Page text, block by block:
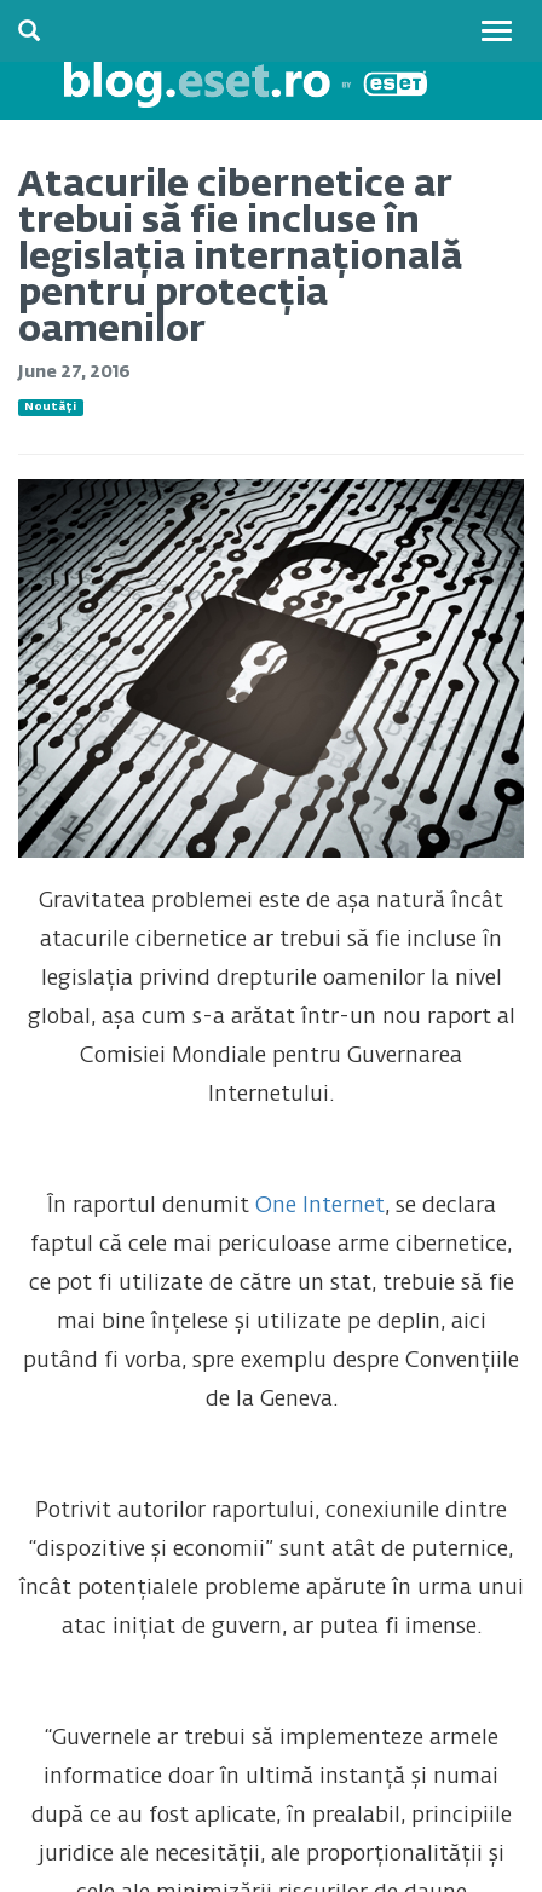
Atacurile cibernetice ar
trebui să fie incluse în
legislația internațională
pentru protecția
oamenilor
June 27, 2016
Noutăți
Gravitatea problemei este de așa natură încât
atacurile cibernetice ar trebui să fie incluse în
legislația privind drepturile oamenilor la nivel
global, așa cum s-a arătat într-un nou raport al
Comisiei Mondiale pentru Guvernarea
Internetului.
În raportul denumit One Internet, se declara
faptul că cele mai periculoase arme cibernetice,
ce pot fi utilizate de către un stat, trebuie să fie
mai bine înțelese și utilizate pe deplin, aici
putând fi vorba, spre exemplu despre Convențiile
de la Geneva.
Potrivit autorilor raportului, conexiunile dintre
“dispozitive și economii” sunt atât de puternice,
încât potențialele probleme apărute în urma unui
atac inițiat de guvern, ar putea fi imense.
“Guvernele ar trebui să implementeze armele
informatice doar în ultimă instanță și numai
după ce au fost aplicate, în prealabil, principiile
juridice ale necesității, ale proporționalității și